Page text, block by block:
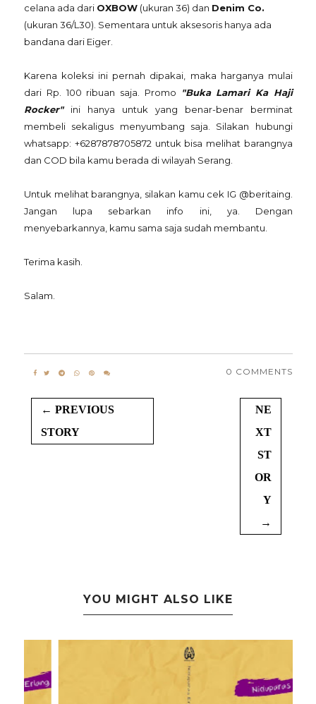
celana ada dari OXBOW (ukuran 36) dan Denim Co.
(ukuran 36/L30). Sementara untuk aksesoris hanya ada
bandana dari Eiger.
Karena koleksi ini pernah dipakai, maka harganya mulai
dari Rp. 100 ribuan saja. Promo
"Buka Lamari Ka Haji
Rocker"ini hanya untuk yang benar-benar berminat
membeli sekaligus menyumbang saja. Silakan hubungi
whatsapp: +6287878705872 untuk bisa melihat barangnya
dan COD bila kamu berada di wilayah Serang.
Untuk melihat barangnya, silakan kamu cek IG @beritaing.
Jangan lupa sebarkan info ini, ya. Dengan
menyebarkannya, kamu sama saja sudah membantu.
Terima kasih.
Salam.
0 COMMENTS
← PREVIOUS
STORY
NE
XT
ST
OR
Y
→
YOU MIGHT ALSO LIKE